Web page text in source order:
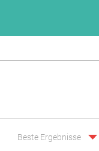
Beste Ergebnisse